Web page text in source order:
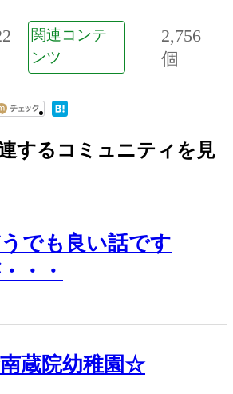
関連コンテ
ンツ
2,756
個
連するコミュニティを見
でも良い話です
・・
蔵院幼稚園☆